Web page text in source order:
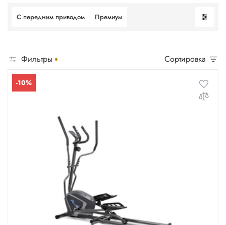
С передним приводом Премиум
Фильтры Сортировка
-10%
Для веса 140 кг
Для веса 180 кг
Для веса 200 кг